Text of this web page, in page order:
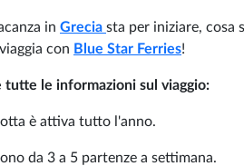
in Grecia sta per iniziare, cosa
con Blue Star Ferries!
tutte le informazioni sul viaggio:
è attiva tutto l'anno.
da 3 a 5 partenze a settimana.